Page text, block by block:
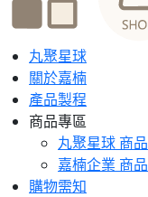
丸聚星球
關於嘉楠
產品製程
商品專區
丸聚星球 商品
嘉楠企業 商品
購物需知